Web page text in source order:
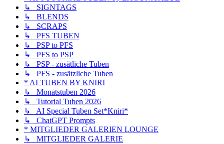
↳ SIGNTAGS
↳ BLENDS
↳ SCRAPS
↳ PFS TUBEN
↳ PSP to PFS
↳ PFS to PSP
↳ PSP - zusätliche Tuben
↳ PFS - zusätzliche Tuben
* AI TUBEN BY KNIRI
↳ Monatstuben 2026
↳ Tutorial Tuben 2026
↳ AI Special Tuben Set*Kniri*
↳ ChatGPT Prompts
* MITGLIEDER GALERIEN LOUNGE
↳ MITGLIEDER GALERIE